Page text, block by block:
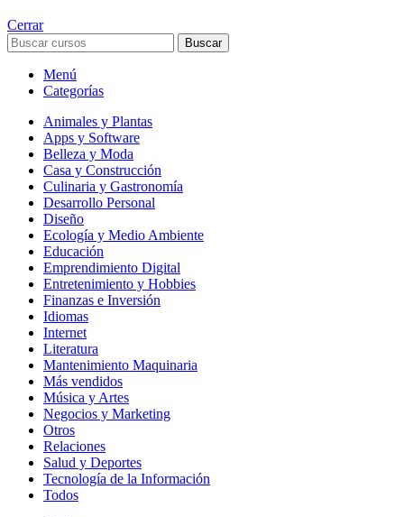
Cerrar
Buscar
Menú
Categorías
Animales y Plantas
Apps y Software
Belleza y Moda
Casa y Construcción
Culinaria y Gastronomía
Desarrollo Personal
Diseño
Ecología y Medio Ambiente
Educación
Emprendimiento Digital
Entretenimiento y Hobbies
Finanzas e Inversión
Idiomas
Internet
Literatura
Mantenimiento Maquinaria
Más vendidos
Música y Artes
Negocios y Marketing
Otros
Relaciones
Salud y Deportes
Tecnología de la Información
Todos